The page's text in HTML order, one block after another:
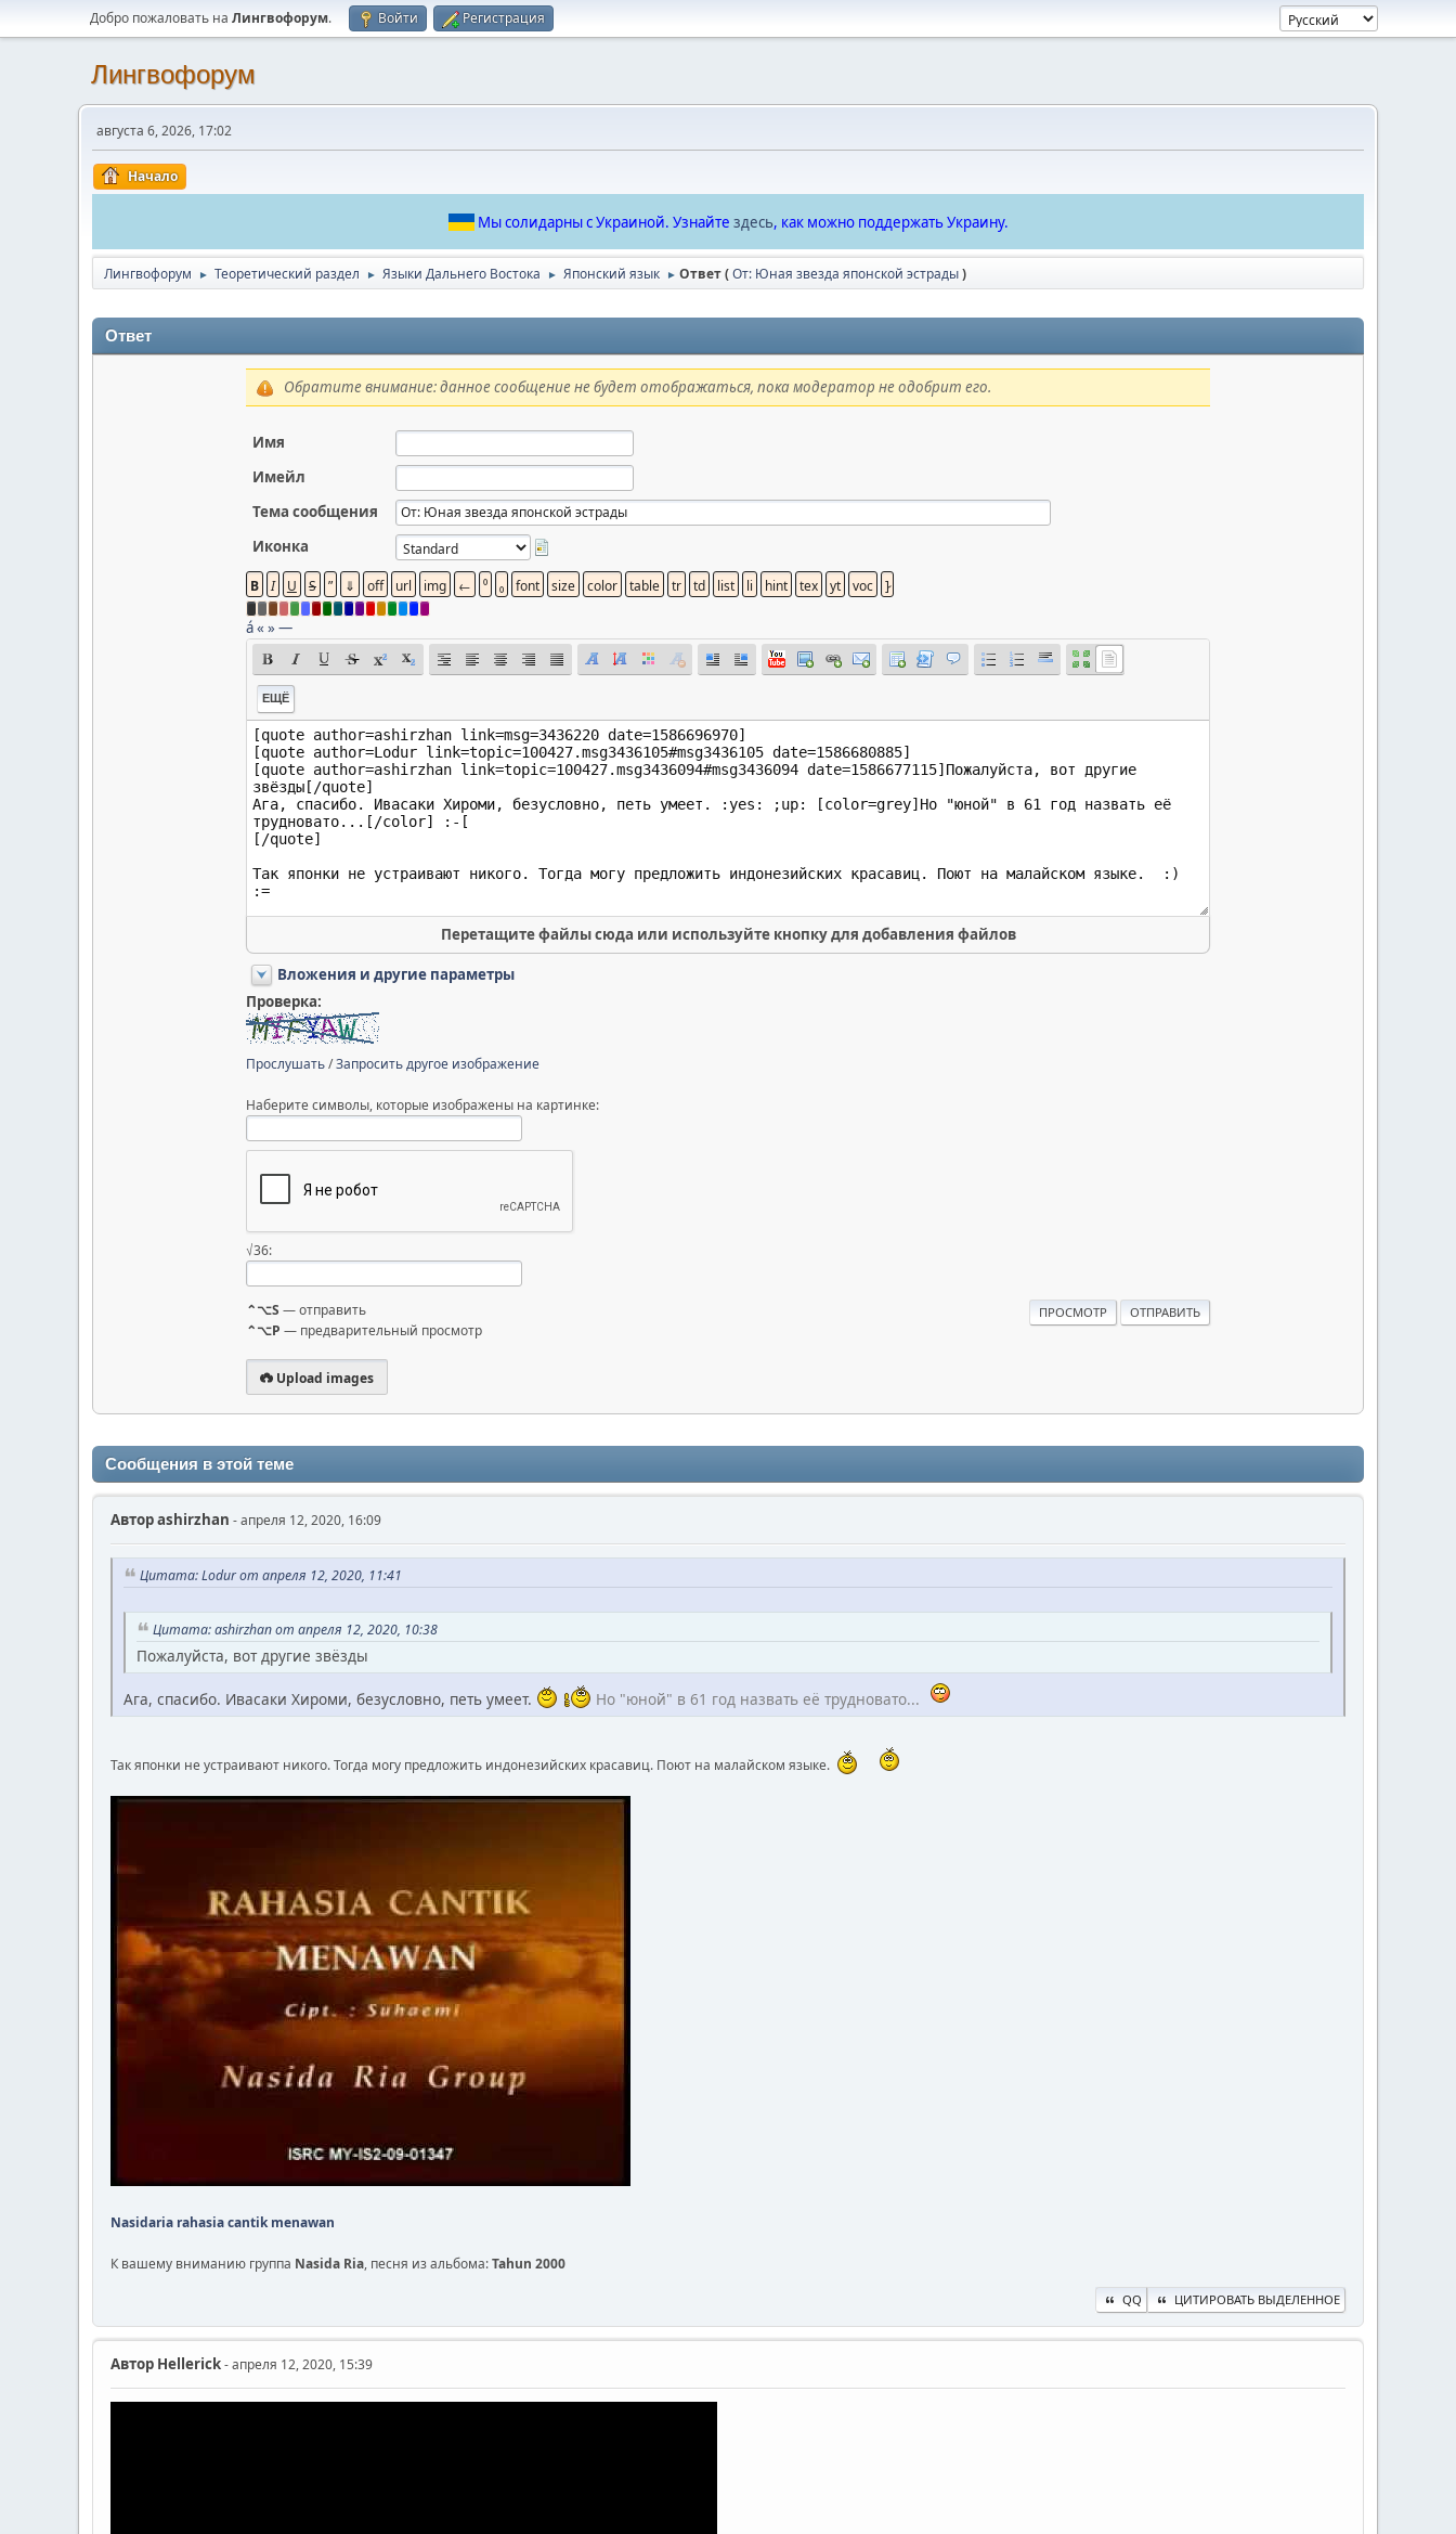
Добро пожаловать на Лингвофорум. Войти Регистрация
Лингвофорум
августа 6, 2026, 17:02
Начало
Мы солидарны с Украиной. Узнайте здесь, как можно поддержать Украину.
Лингвофорум ► Теоретический раздел ► Языки Дальнего Востока ► Японский язык ► Ответ (От: Юная звезда японской эстрады)
Ответ
Обратите внимание: данное сообщение не будет отображаться, пока модератор не одобрит его.
Имя
Имейл
Тема сообщения
Иконка
á« »—
ЕЩЁ
Перетащите файлы сюда или используйте кнопку для добавления файлов
Вложения и другие параметры
Проверка:
Прослушать/Запросить другое изображение
Наберите символы, которые изображены на картинке:
√36:
⌃⌥S — отправить
⌃⌥P — предварительный просмотр
Upload images
Сообщения в этой теме
Авторashirzhan - апреля 12, 2020, 16:09
Цитата: Lodur от апреля 12, 2020, 11:41
Цитата: ashirzhan от апреля 12, 2020, 10:38
Пожалуйста, вот другие звёзды
Ага, спасибо. Ивасаки Хироми, безусловно, петь умеет. Но "юной" в 61 год назвать её трудновато...
Так японки не устраивают никого. Тогда могу предложить индонезийских красавиц. Поют на малайском языке.
Nasidaria rahasia cantik menawan
К вашему вниманию группа Nasida Ria, песня из альбома:Tahun 2000
QQ ЦИТИРОВАТЬ ВЫДЕЛЕННОЕ
Автор Hellerick- апреля 12, 2020, 15:39